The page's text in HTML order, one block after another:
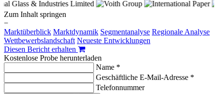
Zum Inhalt springen
−
Marktüberblick Marktdynamik Segmentanalyse Regionale Analyse
Wettbewerbslandschaft Neueste Entwicklungen
Diesen Bericht erhalten
Kostenlose Probe herunterladen
Name *
Geschäftliche E-Mail-Adresse *
Telefonnummer